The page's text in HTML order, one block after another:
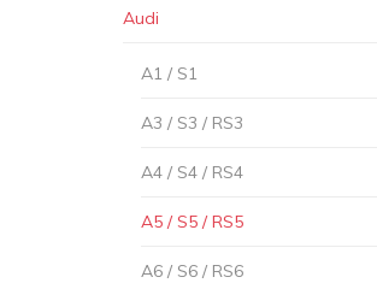
Audi
A1 / S1
A3 / S3 / RS3
A4 / S4 / RS4
A5 / S5 / RS5
A6 / S6 / RS6